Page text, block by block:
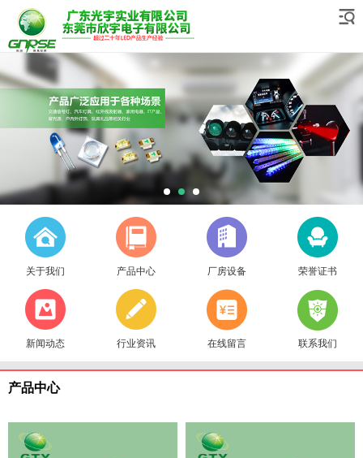
关于我们 产品中心 厂房设备 荣誉证书
新闻动态 行业资讯 在线留言 联系我们
产品中心